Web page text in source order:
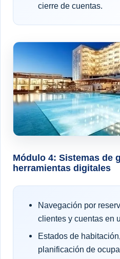
cierre de cuentas.
Módulo 4: Sistemas de
herramientas digitales
Navegación por
clientes y cuentas en
Estados de
planificación de